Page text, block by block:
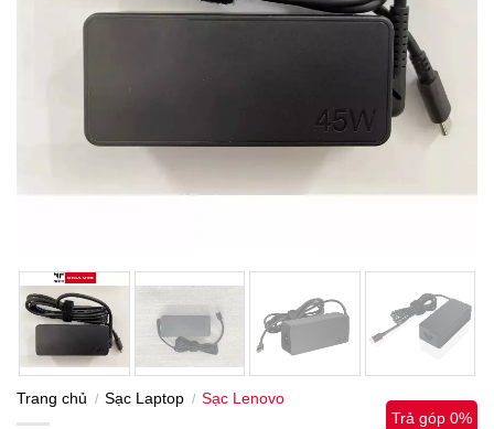
Trang chủ / Sạc Laptop / Sạc Lenovo
Trả góp 0%